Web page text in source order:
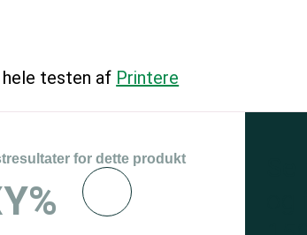
hele testen af Printere
for dette produkt